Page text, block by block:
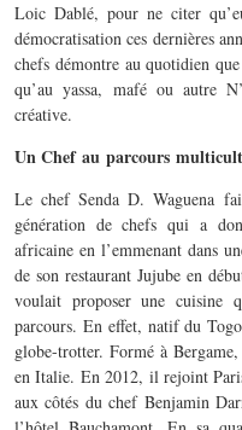
Loic Dablé, pour ne citer
démocratisation ces dernières
chefs démontre au quotidien
qu’au yassa, mafé ou autre
créative.
Un Chef au parcours
Le chef Senda D. Waguena
génération de chefs qui a
africaine en l’emmenant dans
de son restaurant Jujube en
voulait proposer une cuisine
parcours. En effet, natif du
globe-trotter. Formé à
en Italie. En 2012, il rejoint
aux côtés du chef Benjamin